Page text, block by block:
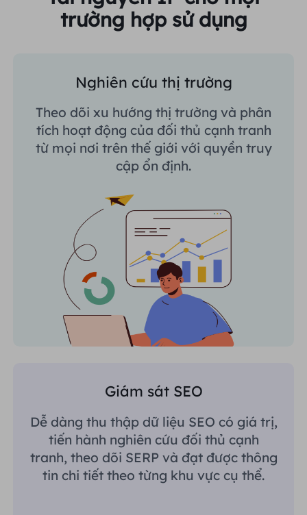
trường hợp sử dụng
Nghiên cứu thị trường
Theo dõi xu hướng thị trường và phân
tích hoạt động của đối thủ cạnh tranh
từ mọi nơi trên thế giới với quyền truy
cập ổn định.
Giám sát SEO
Dễ dàng thu thập dữ liệu SEO có giá trị,
tiến hành nghiên cứu đối thủ cạnh
tranh, theo dõi SERP và đạt được thông
tin chi tiết theo từng khu vực cụ thể.